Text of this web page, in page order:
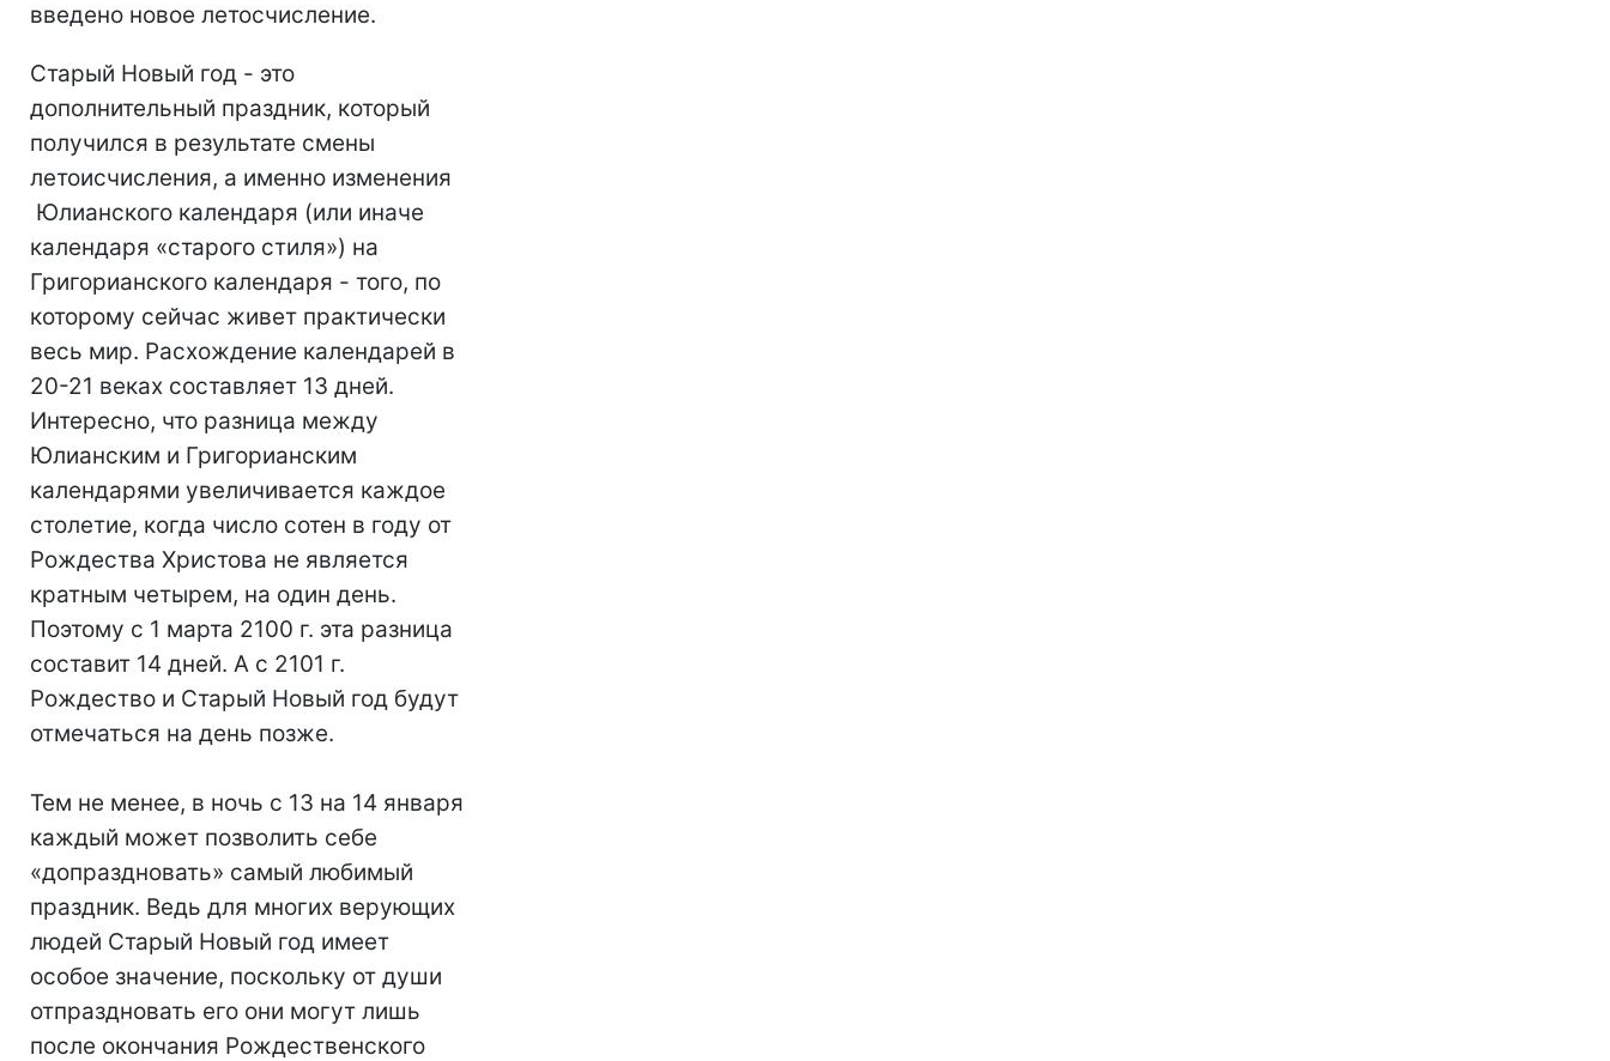
введено новое летосчисление.
Старый Новый год - это
дополнительный праздник, который
получился в результате смены
летоисчисления, а именно изменения
Юлианского календаря (или иначе
календаря «старого стиля») на
Григорианского календаря - того, по
которому сейчас живет практически
весь мир. Расхождение календарей в
20-21 веках составляет 13 дней.
Интересно, что разница между
Юлианским и Григорианским
календарями увеличивается каждое
столетие, когда число сотен в году от
Рождества Христова не является
кратным четырем, на один день.
Поэтому с 1 марта 2100 г. эта разница
составит 14 дней. А с 2101 г.
Рождество и Старый Новый год будут
отмечаться на день позже.
Тем не менее, в ночь с 13 на 14 января
каждый может позволить себе
«допраздновать» самый любимый
праздник. Ведь для многих верующих
людей Старый Новый год имеет
особое значение, поскольку от души
отпраздновать его они могут лишь
после окончания Рождественского